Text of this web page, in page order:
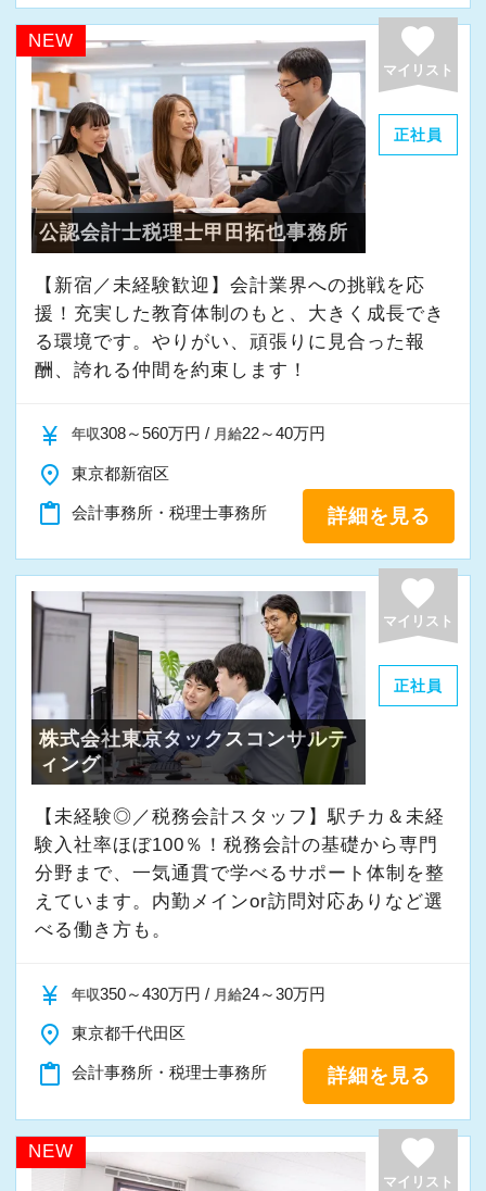
NEW favorite
マイリスト
正社員
公認会計士税理士甲田拓也事務所
【新宿／未経験歓迎】会計業界への挑戦を応
援！充実した教育体制のもと、大きく成長でき
る環境です。やりがい、頑張りに見合った報
酬、誇れる仲間を約束します！
currency_yen 年収308～560万円 / 月給22～40万円
place 東京都新宿区
content_paste 会計事務所・税理士事務所 詳細を見る
favorite
マイリスト
正社員
株式会社東京タックスコンサルテ
ィング
【未経験◎／税務会計スタッフ】駅チカ＆未経
験入社率ほぼ100％！税務会計の基礎から専門
分野まで、一気通貫で学べるサポート体制を整
えています。内勤メインor訪問対応ありなど選
べる働き方も。
currency_yen 年収350～430万円 / 月給24～30万円
place 東京都千代田区
content_paste 会計事務所・税理士事務所 詳細を見る
NEW favorite
マイリスト